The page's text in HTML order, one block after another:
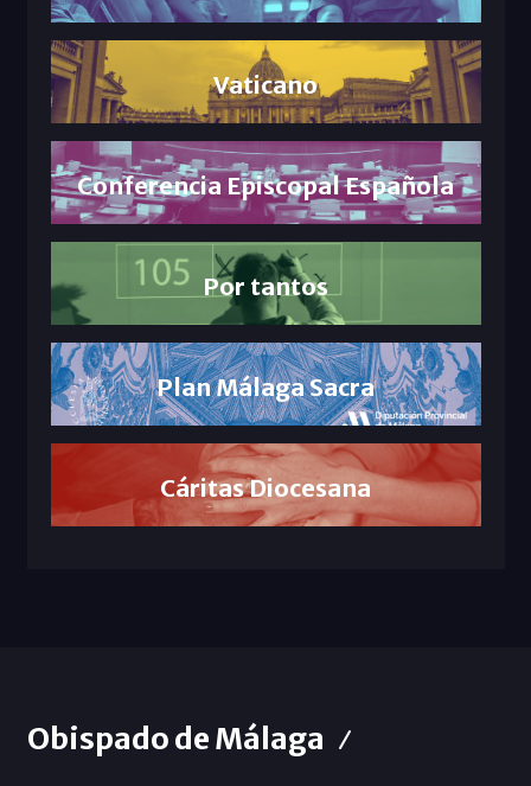
Vaticano
Conferencia Episcopal Española
Por tantos
Plan Málaga Sacra
Cáritas Diocesana
Obispado de Málaga